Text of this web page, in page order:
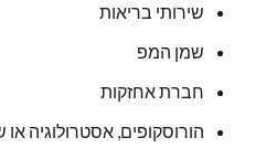
שירותי בריאות
שמן המפ
חברת אחזקות
הורוסקופים, אסטרולוגיה או